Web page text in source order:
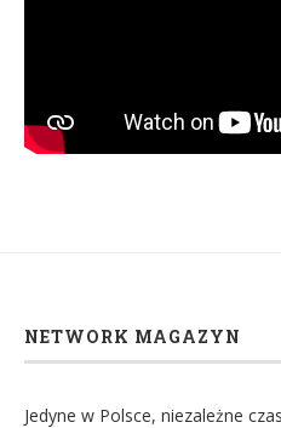
NETWORK MAGAZYN
Jedyne w Polsce, niezależne